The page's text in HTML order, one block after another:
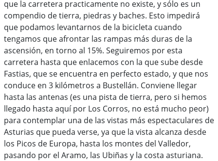
que la carretera practicamente no existe, y sólo es un
compendio de tierra, piedras y baches. Esto impedirá
que podamos levantarnos de la bicicleta cuando
tengamos que afrontar las rampas más duras de la
ascensión, en torno al 15%. Seguiremos por esta
carretera hasta que enlacemos con la que sube desde
Fastias, que se encuentra en perfecto estado, y que nos
conduce en 3 kilómetros a Bustellán. Conviene llegar
hasta las antenas (es una pista de tierra, pero si hemos
llegado hasta aquí por Los Corros, no está mucho peor)
para contemplar una de las vistas más espectaculares de
Asturias que pueda verse, ya que la vista alcanza desde
los Picos de Europa, hasta los montes del Valledor,
pasando por el Aramo, las Ubiñas y la costa asturiana.